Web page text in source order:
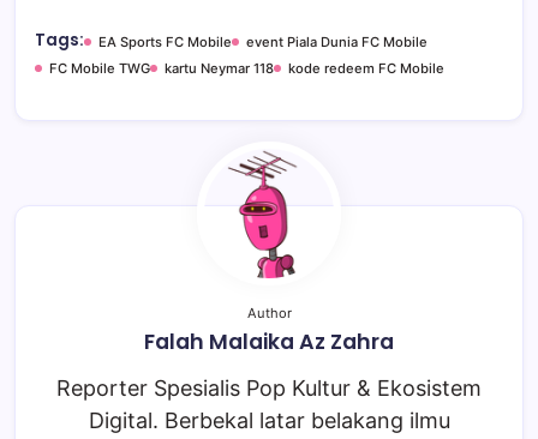
Tags: EA Sports FC Mobile
event Piala Dunia FC Mobile
FC Mobile TWG
kartu Neymar 118 kode redeem FC Mobile
Author
Falah Malaika Az Zahra
Reporter Spesialis Pop Kultur & Ekosistem
Digital. Berbekal latar belakang ilmu